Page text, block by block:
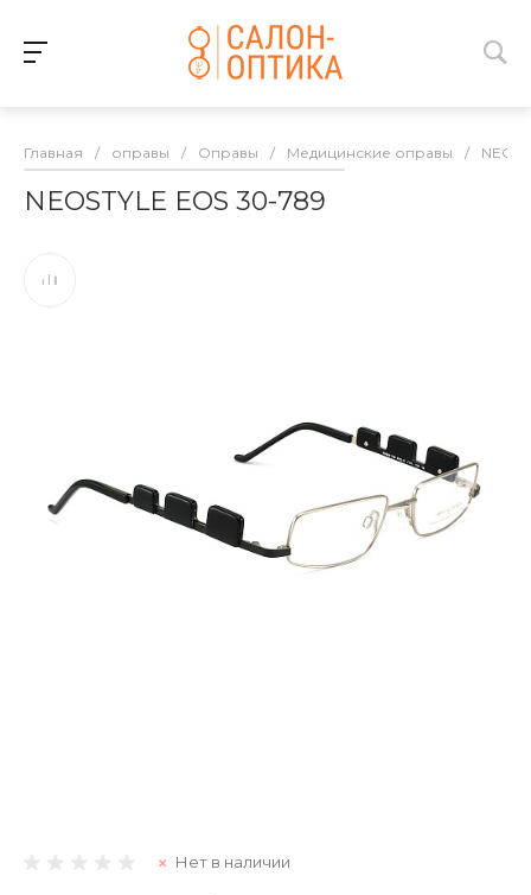
Главная / оправы / Оправы / Медицинские оправы /
NEOSTYLE EOS 30-789
Нет в наличии